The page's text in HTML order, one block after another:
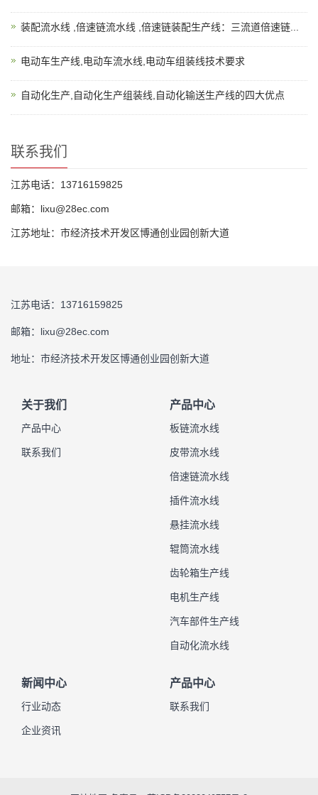
装配流水线 ,倍速链流水线 ,倍速链装配生产线：三流道倍速链...
电动车生产线,电动车流水线,电动车组装线技术要求
自动化生产,自动化生产组装线,自动化输送生产线的四大优点
联系我们
江苏电话：13716159825
邮箱：lixu@28ec.com
江苏地址：市经济技术开发区博通创业园创新大道
江苏电话：13716159825
邮箱：lixu@28ec.com
地址：市经济技术开发区博通创业园创新大道
关于我们
产品中心
联系我们
产品中心
板链流水线
皮带流水线
倍速链流水线
插件流水线
悬挂流水线
辊筒流水线
齿轮箱生产线
电机生产线
汽车部件生产线
自动化流水线
新闻中心
行业动态
企业资讯
产品中心
联系我们